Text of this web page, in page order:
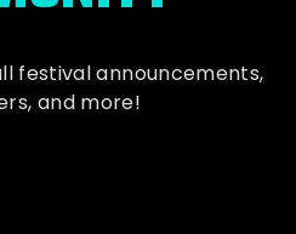
festivalannouncements,
and more!